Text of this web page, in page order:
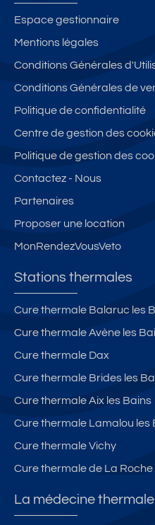
Espace gestionnaire
Mentions légales
Conditions Générales
Conditions Générales de
Politique de confidentialité
Centre de gestion des
Politique de gestion des
Contactez - Nous
Partenaires
Proposer une location
MonRendezVousVeto
Stations thermales
Cure thermale Balaruc les
Cure thermale Avène les
Cure thermale Dax
Cure thermale Brides les
Cure thermale Aix les Bains
Cure thermale Lamalou les
Cure thermale Vichy
Cure thermale de La Roche
La médecine thermale